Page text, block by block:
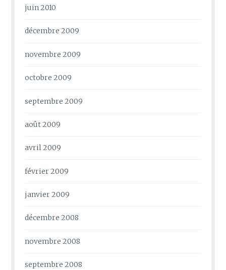
juin 2010
décembre 2009
novembre 2009
octobre 2009
septembre 2009
août 2009
avril 2009
février 2009
janvier 2009
décembre 2008
novembre 2008
septembre 2008